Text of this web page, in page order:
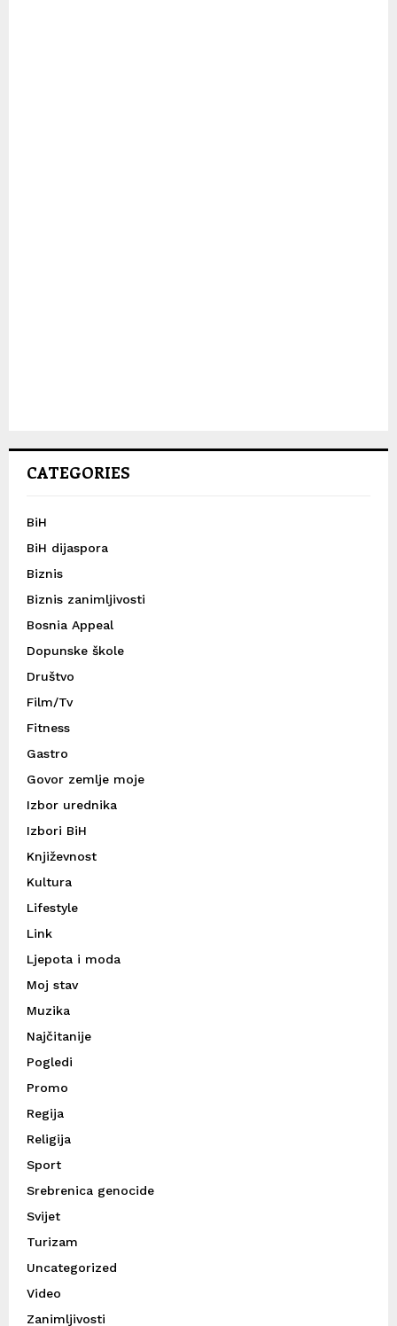
CATEGORIES
BiH
BiH dijaspora
Biznis
Biznis zanimljivosti
Bosnia Appeal
Dopunske škole
Društvo
Film/Tv
Fitness
Gastro
Govor zemlje moje
Izbor urednika
Izbori BiH
Književnost
Kultura
Lifestyle
Link
Ljepota i moda
Moj stav
Muzika
Najčitanije
Pogledi
Promo
Regija
Religija
Sport
Srebrenica genocide
Svijet
Turizam
Uncategorized
Video
Zanimljivosti